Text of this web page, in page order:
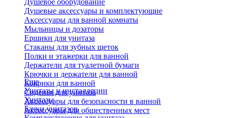
Душевое оборудование
Душевые аксессуары и комплектующие
Аксессуары для ванной комнаты
Мыльницы и дозаторы
Ершики для унитаза
Стаканы для зубных щеток
Полки и этажерки для ванной
Держатели для туалетной бумаги
Крючки и держатели для ванной
Коврики для ванной
Сиденья для унитаза
Аксессуары для безопасности в ванной
Аксессуары для общественных мест
Еще
Унитазы и инсталляции
Унитазы
Бачки унитазов